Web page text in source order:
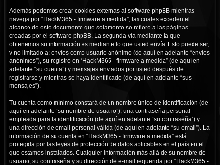
Además podemos crear cookies externas al software phpBB mientras
navega por “HackM365 - firmware a medida”, las cuales exceden el
alcance de este documento que solamente se refiere a las páginas
creadas por el software phpBB. La segunda vía mediante la que
obtenemos su información es mediante lo que usted envía. Esto puede ser,
y no limitado a: envíos como usuario anónimo (de aquí en adelante “envíos
anónimos”), su registro en “HackM365 - firmware a medida” (de aquí en
adelante “su cuenta”) y mensajes enviados por usted después de
registrarse y mientras se haya identificado (de aquí en adelante “sus
mensajes”).
Tu cuenta como mínimo constará de un nombre único de identificación (de
aquí en adelante “su nombre de usuario”), una contraseña personal
empleada para la identificación (de aquí en adelante “su contraseña”) y
una dirección de email personal válida (de aquí en adelante “su email”). La
información de su cuenta en “HackM365 - firmware a medida” está
protegida por las leyes de protección de datos aplicables en el país en el
que estamos instalados. Cualquier información más allá de su nombre de
usuario, su contraseña y su dirección de e-mail requerida por “HackM365 -